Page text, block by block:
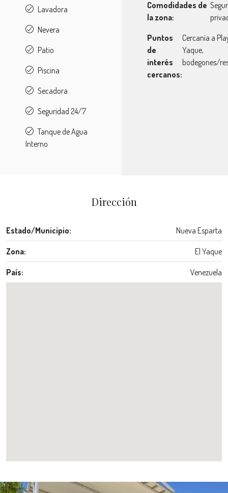
Lavadora
Nevera
Patio
Piscina
Secadora
Seguridad 24/7
Tanque de Agua
Interno
Comodidades de
la zona:
Puntos
de
interés
cercanos:
Cercanía a
Yaque,
bodegones/
Dirección
Estado/Municipio: Nueva Esparta
Zona: El Yaque
País: Venezuela